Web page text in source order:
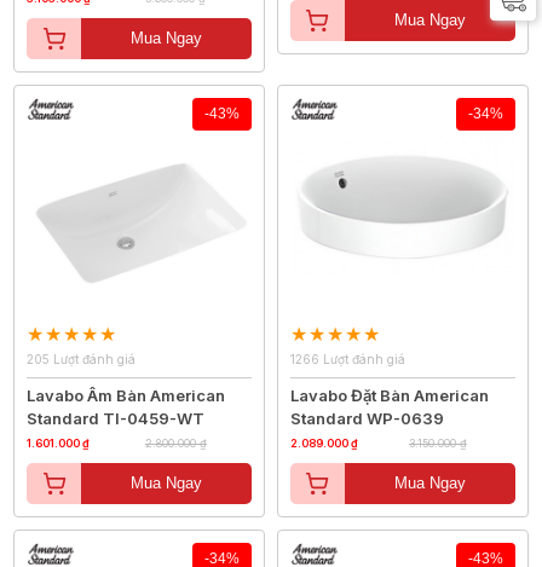
Mua Ngay
Mua Ngay
-43%
205 Lượt đánh giá
Lavabo Âm Bàn American
Standard TI-0459-WT
1.601.000 ₫ 2.800.000 ₫
Mua Ngay
-34%
1266 Lượt đánh giá
Lavabo Đặt Bàn American
Standard WP-0639
2.089.000 ₫ 3.150.000 ₫
Mua Ngay
-34% -43%